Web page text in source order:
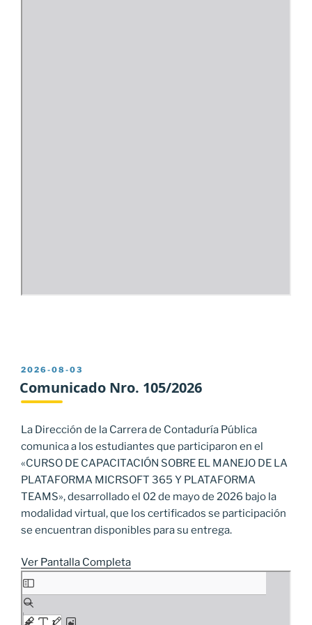
PUBLICADO
EL
2026-08-03
Comunicado Nro. 105/2026
La Dirección de la Carrera de Contaduría Pública
comunica a los estudiantes que participaron en el
«CURSO DE CAPACITACIÓN SOBRE EL MANEJO DE LA
PLATAFORMA MICRSOFT 365 Y PLATAFORMA
TEAMS», desarrollado el 02 de mayo de 2026 bajo la
modalidad virtual, que los certificados se participación
se encuentran disponibles para su entrega.
Ver Pantalla Completa
Saltar
al
contenido